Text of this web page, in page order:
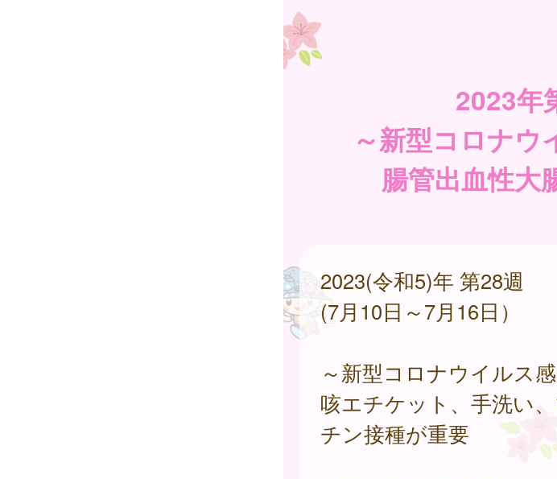
2023年
～新型コロナウ
腸管出血性大
2023(令和5)年 第28週
(7月10日～7月16日）
～新型コロナウイルス
咳エチケット、手洗い
チン接種が重要